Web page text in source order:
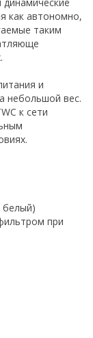
как автономно,
таким
и
небольшой вес.
к сети
белый)
при